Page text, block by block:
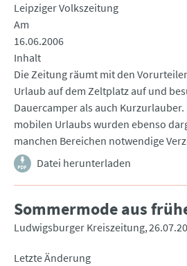
Leipziger Volkszeitung
Am
16.06.2006
Inhalt
Die Zeitung räumt mit den
Urlaub auf dem Zeltplatz auf und
Dauercamper als auch Kurzurlauber.
mobilen Urlaubs wurden ebenso
manchen Bereichen notwendige
Datei herunterladen
Sommermode aus
Ludwigsburger Kreiszeitung
Letzte Änderung